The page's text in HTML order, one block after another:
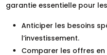
garantie essentielle pour
Anticiper les besoins
l’investissement.
Comparer les offres